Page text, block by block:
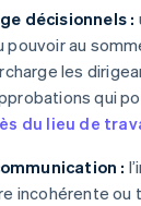
décisionnels :
pouvoir au
les
qui
du lieu de
:
incohérente ou